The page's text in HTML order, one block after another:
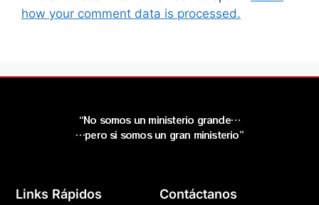
how your comment data is processed.
“No somos un ministerio grande…
…pero si somos un gran ministerio”
Links Rápidos Contáctanos